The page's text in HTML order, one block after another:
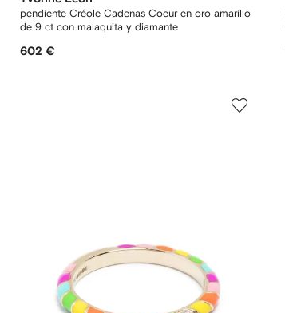
pendiente Créole Cadenas Coeur en oro amarillo
de 9 ct con malaquita y diamante
602 €